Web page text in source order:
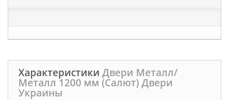
Характеристики Двери Металл/
Металл 1200 мм (Салют) Двери
Украины